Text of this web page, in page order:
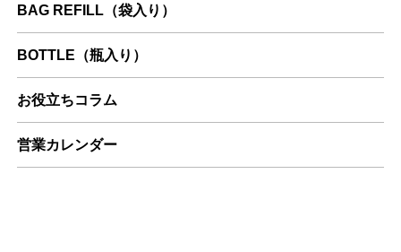
BAG REFILL（袋入り）
BOTTLE（瓶入り）
お役立ちコラム
営業カレンダー